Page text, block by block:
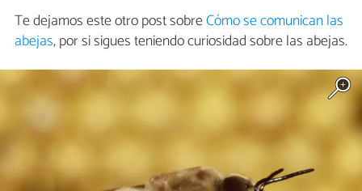
Te dejamos este otro post sobreCómo se comunican las
abejas, por si sigues teniendo curiosidad sobre las abejas.